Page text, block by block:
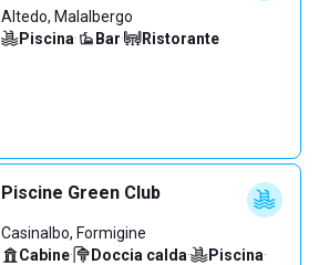
Altedo, Malalbergo
Piscina· Bar· Ristorante
Piscine Green Club
Casinalbo, Formigine
Cabine· Doccia calda· Piscina·